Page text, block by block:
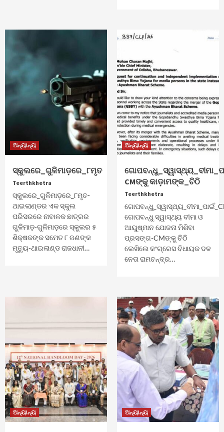
ଅନ୍ୟାନ୍ୟ
ସ୍କୁଲରେ_ଗୁଳିମାଡ଼ରେ_୮ମୃତ
Teerthkhetra
ସ୍କୁଲରେ_ଗୁଳିମାଡ଼ରେ_୮ମୃତ-
ଥାଇଲାଣ୍ଡର ଏକ ସ୍କୁଲ
ପରିସରରେ ନାବାଳକ ଛାତ୍ରର
ଗୁଳିମାଡ଼-ଗୁଳିମାଡ଼ରେ ସ୍କୁଲର ୫
ଶିକ୍ଷକଙ୍କ ସମେତ ୮ ଜଣଙ୍କ
ମୃତ୍ୟୁ-ଥାଇଲାଣ୍ଡ ରାଜଧାନୀ…
ଅନ୍ୟାନ୍ୟ
CMଙ୍କୁ କାଡ଼ାମଙ୍କ_ଚିଠି
Teerthkhetra
ଗୋପବନ୍ଧୁ ସ୍ୱାସ୍ଥ୍ୟ ବୀମା ଓ
ଆୟୁଷ୍ମାନ ଯୋଜନା ମିଶିବା
ପ୍ରସଙ୍ଗ-CMଙ୍କୁ ଚିଠି
ଲେଖିଲେ କଂଗ୍ରେସ ବିଧାୟକ ଦଳ
ନେତା ରାମଚନ୍ଦ୍ର…
ଅନ୍ୟାନ୍ୟ ଅନ୍ୟାନ୍ୟ